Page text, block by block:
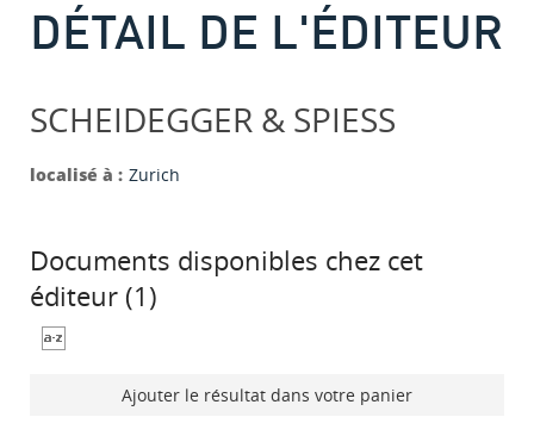
DÉTAIL DE L'ÉDITEUR
SCHEIDEGGER & SPIESS
localisé à : Zurich
Documents disponibles chez cet
éditeur (1 )
Ajouter le résultat dans votre panier